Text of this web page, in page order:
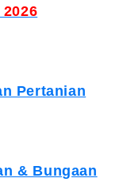
Pertanian
& Bungaan